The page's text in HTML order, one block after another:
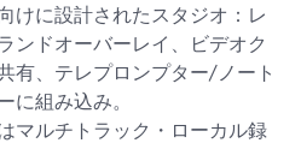
けに設計されたスタジオ：レ
ンドオーバーレイ、ビデオク
有、テレプロンプター/ノート
に組み込み。
マルチトラック・ローカル録